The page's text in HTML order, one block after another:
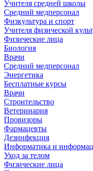
Учителя средней школы
Средний медперсонал
Физкультура и спорт
Учителя физической
Физические лица
Биология
Врачи
Средний медперсонал
Энергетика
Бесплатные курсы
Врачи
Строительство
Ветеринария
Провизоры
Фармацевты
Дезинфекция
Информатика и
Уход за телом
Физические лица